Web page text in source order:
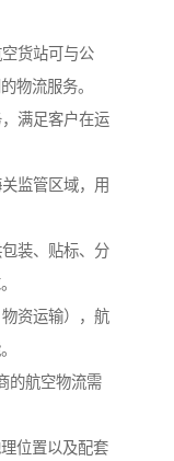
货站可与公
物流服务。
满足客户在运
监管区域，用
装、贴标、分
资运输），航
的航空物流需
位置以及配套